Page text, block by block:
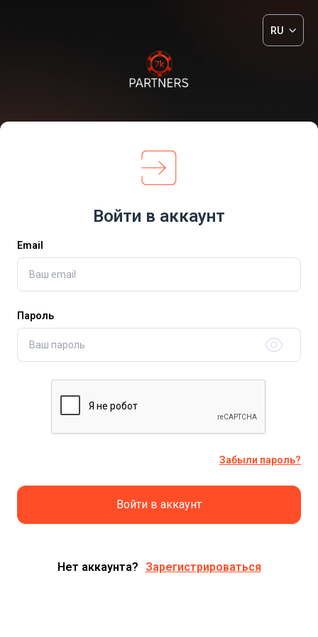
RU
Войти в аккаунт
Email
Пароль
Забыли пароль?
Войти в аккаунт
Нет аккаунта? Зарегистрироваться